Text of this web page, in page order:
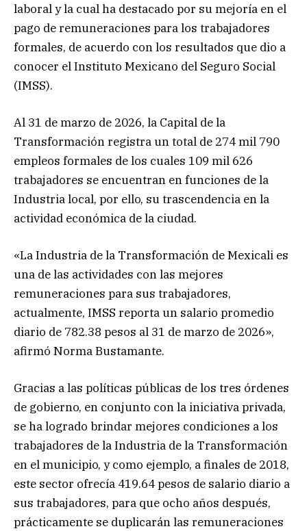
laboral y la cual ha destacado por su mejoría en el
pago de remuneraciones para los trabajadores
formales, de acuerdo con los resultados que dio a
conocer el Instituto Mexicano del Seguro Social
(IMSS).
Al 31 de marzo de 2026, la Capital de la
Transformación registra un total de 274 mil 790
empleos formales de los cuales 109 mil 626
trabajadores se encuentran en funciones de la
Industria local, por ello, su trascendencia en la
actividad económica de la ciudad.
«La Industria de la Transformación de Mexicali es
una de las actividades con las mejores
remuneraciones para sus trabajadores,
actualmente, IMSS reporta un salario promedio
diario de 782.38 pesos al 31 de marzo de 2026»,
afirmó Norma Bustamante.
Gracias a las políticas públicas de los tres órdenes
de gobierno, en conjunto con la iniciativa privada,
se ha logrado brindar mejores condiciones a los
trabajadores de la Industria de la Transformación
en el municipio, y como ejemplo, a finales de 2018,
este sector ofrecía 419.64 pesos de salario diario a
sus trabajadores, para que ocho años después,
prácticamente se duplicarán las remuneraciones